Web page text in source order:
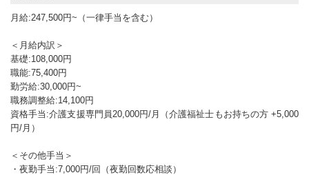
月給:247,500円~（一律手当を含む）
＜月給内訳＞
基礎:108,000円
職能:75,400円
勤労給:30,000円~
職務調整給:14,100円
資格手当:介護支援専門員20,000円/月（介護福祉士もお持ちの方 +5,000
円/月）
＜その他手当＞
・夜勤手当:7,000円/回（夜勤回数応相談）